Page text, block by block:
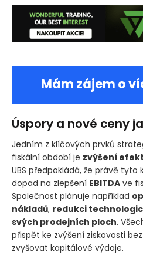
Mám zájem o
Úspory a nové ceny
Jedním z klíčových prvků
fiskální období je zvýšení
UBS předpokládá, že právě
dopad na zlepšení EBITDA ve
Společnost plánuje například
nákladů, redukci
svých prodejních ploch.
přispět ke zvýšení ziskovosti
zvyšovat kapitálové výdaje.